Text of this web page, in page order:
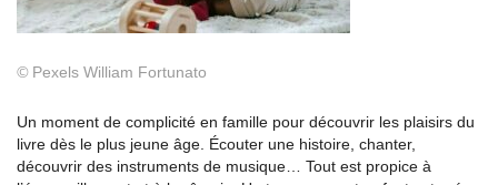
© Pexels William Fortunato
Un moment de complicité en famille pour découvrir les plaisirs du
livre dès le plus jeune âge. Écouter une histoire, chanter,
découvrir des instruments de musique… Tout est propice à